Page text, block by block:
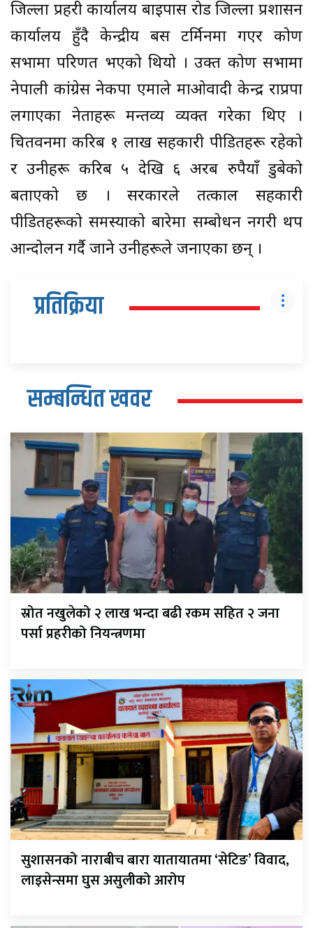
जिल्ला प्रहरी कार्यालय बाइपास रोड जिल्ला प्रशासन
कार्यालय हुँदै केन्द्रीय बस टर्मिनमा गएर कोण
सभामा परिणत भएको थियो । उक्त कोण सभामा
नेपाली कांग्रेस नेकपा एमाले माओवादी केन्द्र राप्रपा
लगाएका नेताहरू मन्तव्य व्यक्त गरेका थिए ।
चितवनमा करिब १ लाख सहकारी पीडितहरू रहेको
र उनीहरू करिब ५ देखि ६ अरब रुपैयाँ डुबेको
बताएको छ । सरकारले तत्काल सहकारी
पीडितहरूको समस्याको बारेमा सम्बोधन नगरी थप
आन्दोलन गर्दै जाने उनीहरूले जनाएका छन् ।
प्रतिक्रिया
सम्बन्धित खवर
स्रोत नखुलेको २ लाख भन्दा बढी रकम सहित २ जना
पर्सा प्रहरीको नियन्त्रणमा
सुशासनको नाराबीच बारा यातायातमा ‘सेटिङ’ विवाद,
लाइसेन्समा घुस असुलीको आरोप